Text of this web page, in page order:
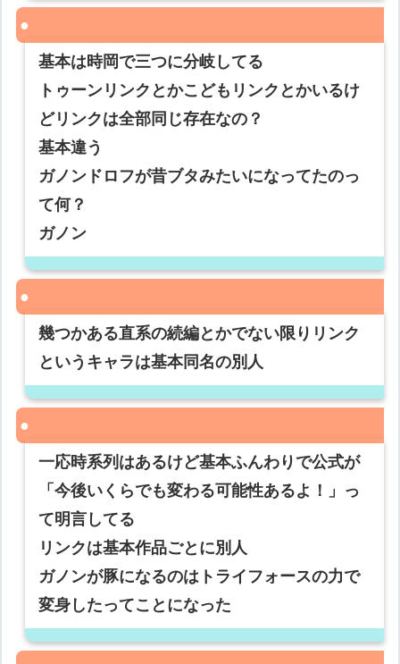
基本は時岡で三つに分岐してる
トゥーンリンクとかこどもリンクとかいるけ
どリンクは全部同じ存在なの？
基本違う
ガノンドロフが昔ブタみたいになってたのっ
て何？
ガノン
幾つかある直系の続編とかでない限りリンク
というキャラは基本同名の別人
一応時系列はあるけど基本ふんわりで公式が
「今後いくらでも変わる可能性あるよ！」っ
て明言してる
リンクは基本作品ごとに別人
ガノンが豚になるのはトライフォースの力で
変身したってことになった